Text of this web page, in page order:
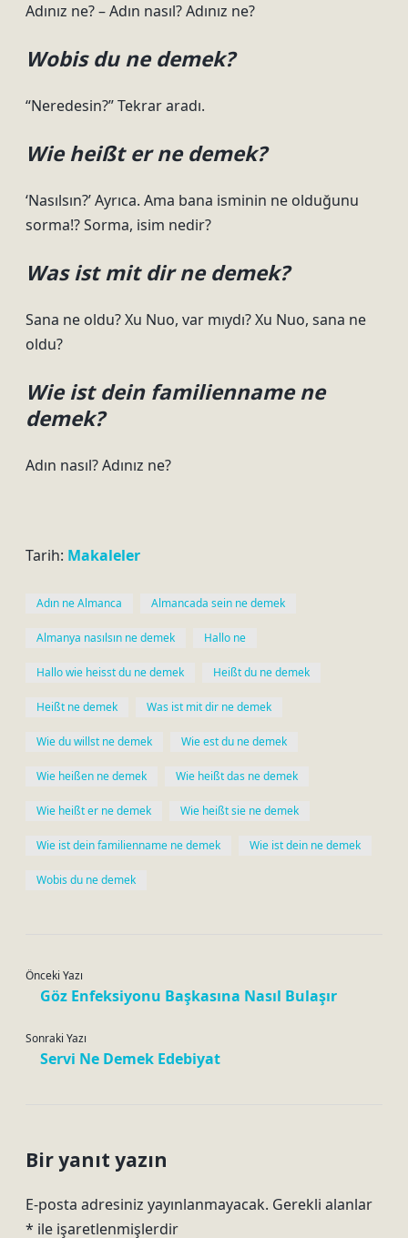
Adınız ne? – Adın nasıl? Adınız ne?
Wobis du ne demek?
“Neredesin?” Tekrar aradı.
Wie heißt er ne demek?
‘Nasılsın?’ Ayrıca. Ama bana isminin ne olduğunu
sorma!? Sorma, isim nedir?
Was ist mit dir ne demek?
Sana ne oldu? Xu Nuo, var mıydı? Xu Nuo, sana ne
oldu?
Wie ist dein familienname ne
demek?
Adın nasıl? Adınız ne?
Tarih: Makaleler
Adın ne Almanca Almancada sein ne demek
Almanya nasılsın ne demek Hallo ne
Hallo wie heisst du ne demek Heißt du ne demek
Heißt ne demek Was ist mit dir ne demek
Wie du willst ne demek Wie est du ne demek
Wie heißen ne demek Wie heißt das ne demek
Wie heißt er ne demek Wie heißt sie ne demek
Wie ist dein familienname ne demek Wie ist dein ne demek
Wobis du ne demek
Önceki Yazı
Göz Enfeksiyonu Başkasına Nasıl Bulaşır
Sonraki Yazı
Servi Ne Demek Edebiyat
Bir yanıt yazın
E-posta adresiniz yayınlanmayacak. Gerekli alanlar
* ile işaretlenmişlerdir